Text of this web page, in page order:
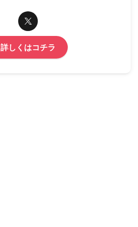
詳しくはコチラ